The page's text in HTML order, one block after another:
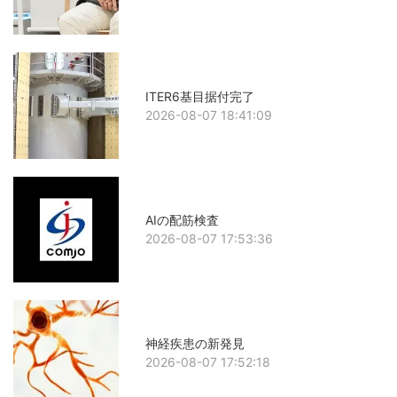
ITER6基目据付完了
2026-08-07 18:41:09
AIの配筋検査
2026-08-07 17:53:36
神経疾患の新発見
2026-08-07 17:52:18